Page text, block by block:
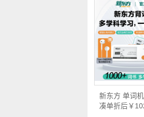
新东方 单词
凑单折后￥